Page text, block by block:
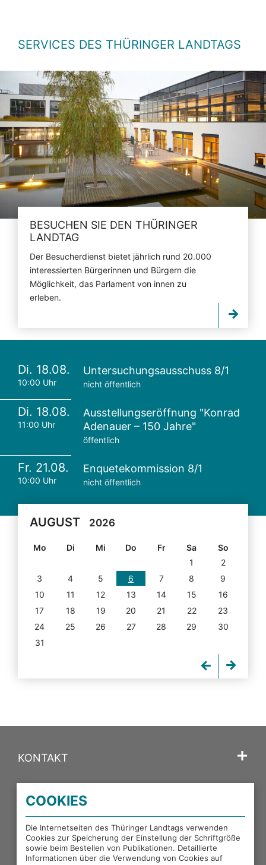
SERVICES DES THÜRINGER LANDTAGS
BESUCHEN SIE DEN THÜRINGER
LANDTAG
Der Besucherdienst bietet jährlich rund 20.000
interessierten Bürgerinnen und Bürgern die
Möglichkeit, das Parlament von innen zu
erleben.
Di. 18.08.
10:00 Uhr
Untersuchungsausschuss 8/1
nicht öffentlich
Di. 18.08.
11:00 Uhr
Ausstellungseröffnung "Konrad
Adenauer – 150 Jahre"
öffentlich
Fr. 21.08.
10:00 Uhr
Enquetekommission 8/1
nicht öffentlich
AUGUST 2026
Mo Di Mi Do Fr Sa
So
1
2
3
4 5 6 7 8
9
10
11 12 13 14 15
16
17
18 19 20 21 22
23
24
25 26 27 28 29
30
31
KONTAKT
PORTALE DES THÜRINGER LANDTAGS
EXTERNE LINKS
COOKIES
Die Internetseiten des Thüringer Landtags verwenden
Cookies zur Speicherung der Einstellung der Schriftgröße
sowie beim Bestellen von Publikationen. Detaillierte
Informationen über die Verwendung von Cookies auf